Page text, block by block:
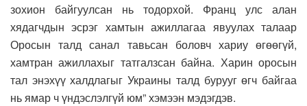
зохион байгуулсан нь тодорхой. Франц улс алан
хядагчдын эсрэг хамтын ажиллагаа явуулах талаар
Оросын талд санал тавьсан боловч хариу өгөөгүй,
хамтран ажиллахыг татгалзсан байна. Харин оросын
тал энэхүү халдлагыг Украины талд бурууг өгч байгаа
нь ямар ч үндэслэлгүй юм” хэмээн мэдэгдэв.